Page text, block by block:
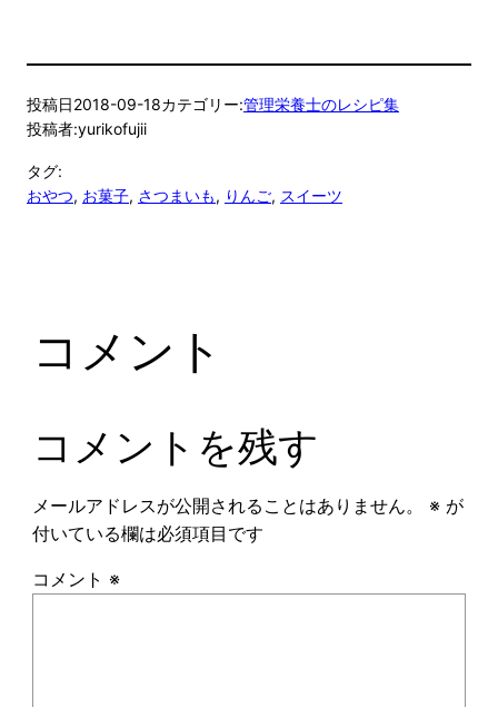
投稿日2018-09-18カテゴリー:管理栄養士のレシピ集
投稿者:yurikofujii
タグ:
おやつ, お菓子, さつまいも, りんご, スイーツ
コメント
コメントを残す
メールアドレスが公開されることはありません。 ※が
付いている欄は必須項目です
コメント ※